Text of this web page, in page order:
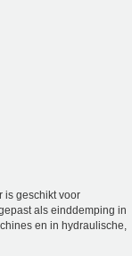
is geschikt voor
als einddemping in
en in hydraulische,